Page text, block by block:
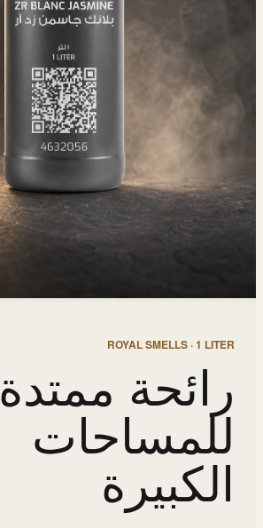
ROYAL SMELLS · 1 LITER
رائحة ممتدة
للمساحات
الكبيرة